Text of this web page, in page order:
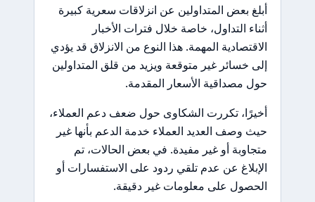
أبلغ بعض المتداولين عن انزلاقات سعرية كبيرة
أثناء التداول، خاصة خلال فترات الأخبار
الاقتصادية المهمة. هذا النوع من الانزلاق قد يؤدي
إلى خسائر غير متوقعة ويزيد من قلق المتداولين
حول مصداقية الأسعار المقدمة.
أخيرًا، تكررت الشكاوى حول ضعف دعم العملاء،
حيث وصف العديد العملاء خدمة الدعم بأنها غير
متجاوبة أو غير مفيدة. في بعض الحالات، تم
الإبلاغ عن عدم تلقي ردود على الاستفسارات أو
الحصول على معلومات غير دقيقة.